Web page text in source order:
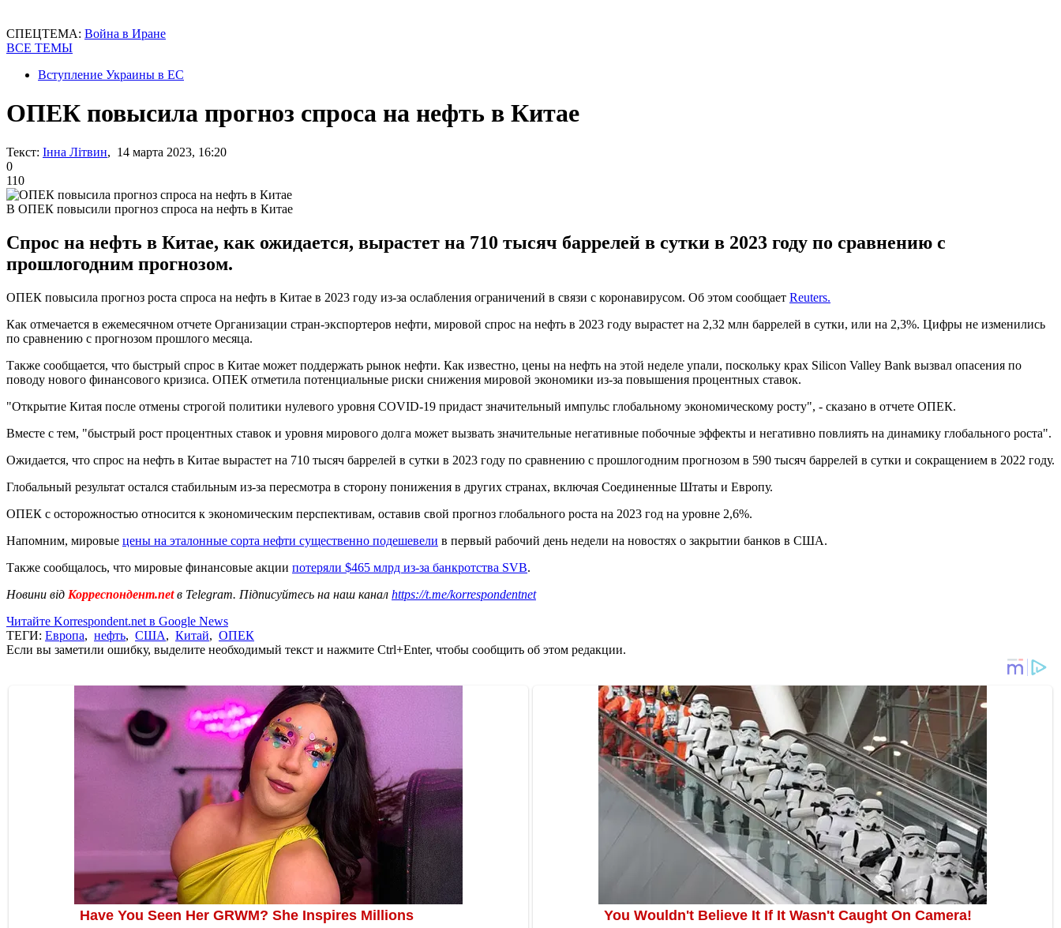
СПЕЦТЕМА: Война в Иране
ВСЕ ТЕМЫ
Вступление Украины в ЕС
ОПЕК повысила прогноз спроса на нефть в Китае
Текст: Інна Літвин, 14 марта 2023, 16:20
0
110
В ОПЕК повысили прогноз спроса на нефть в Китае
Спрос на нефть в Китае, как ожидается, вырастет на 710 тысяч баррелей в сутки в 2023 году по сравнению с
прошлогодним прогнозом.
ОПЕК повысила прогноз роста спроса на нефть в Китае в 2023 году из-за ослабления ограничений в связи с коронавирусом. Об этом сообщает Reuters.
Как отмечается в ежемесячном отчете Организации стран-экспортеров нефти, мировой спрос на нефть в 2023 году вырастет на 2,32 млн баррелей в сутки, или на 2,3%. Цифры не изменились
по сравнению с прогнозом прошлого месяца.
Также сообщается, что быстрый спрос в Китае может поддержать рынок нефти. Как известно, цены на нефть на этой неделе упали, поскольку крах Silicon Valley Bank вызвал опасения по
поводу нового финансового кризиса. ОПЕК отметила потенциальные риски снижения мировой экономики из-за повышения процентных ставок.
"Открытие Китая после отмены строгой политики нулевого уровня COVID-19 придаст значительный импульс глобальному экономическому росту", - сказано в отчете ОПЕК.
Вместе с тем, "быстрый рост процентных ставок и уровня мирового долга может вызвать значительные негативные побочные эффекты и негативно повлиять на динамику глобального роста".
Ожидается, что спрос на нефть в Китае вырастет на 710 тысяч баррелей в сутки в 2023 году по сравнению с прошлогодним прогнозом в 590 тысяч баррелей в сутки и сокращением в 2022 году.
Глобальный результат остался стабильным из-за пересмотра в сторону понижения в других странах, включая Соединенные Штаты и Европу.
ОПЕК с осторожностью относится к экономическим перспективам, оставив свой прогноз глобального роста на 2023 год на уровне 2,6%.
Напомним, мировые цены на эталонные сорта нефти существенно подешевели в первый рабочий день недели на новостях о закрытии банков в США.
Также сообщалось, что мировые финансовые акции потеряли $465 млрд из-за банкротства SVB.
Новини від Корреспондент.netв Telegram. Підписуйтесь на наш канал https://t.me/korrespondentnet
Читайте Korrespondent.net в Google News
ТЕГИ: Европа, нефть, США, Китай, ОПЕК
Если вы заметили ошибку, выделите необходимый текст и нажмите Ctrl+Enter, чтобы сообщить об этом редакции.